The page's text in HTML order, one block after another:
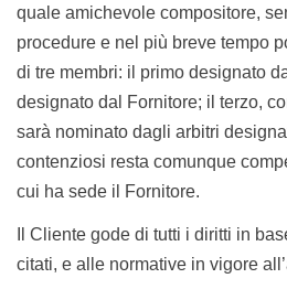
quale amichevole compositore,
procedure e nel più breve tempo
di tre membri: il primo designato
designato dal Fornitore; il terzo,
sarà nominato dagli arbitri
contenziosi resta comunque
cui ha sede il Fornitore.
Il Cliente gode di tutti i diritti in
citati, e alle normative in vigore